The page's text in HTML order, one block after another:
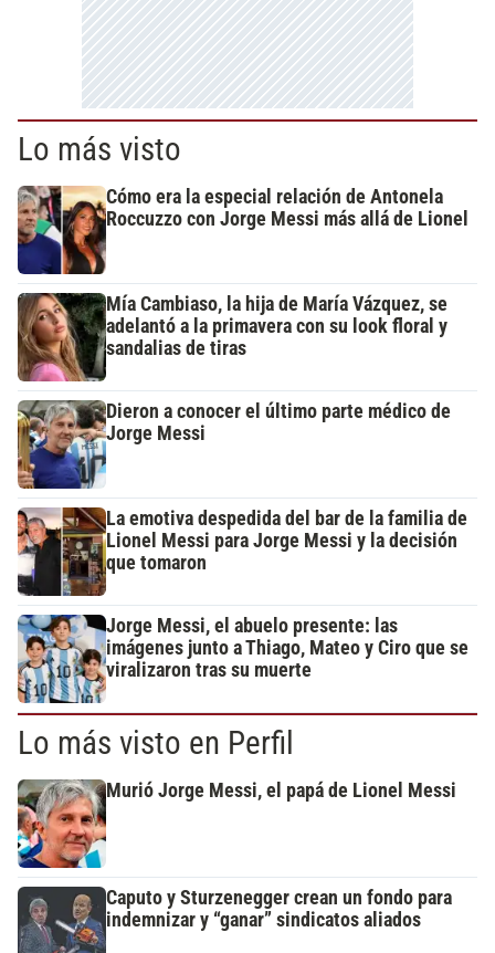
Lo más visto
Cómo era la especial relación de Antonela
Roccuzzo con Jorge Messi más allá de Lionel
Mía Cambiaso, la hija de María Vázquez, se
adelantó a la primavera con su look floral y
sandalias de tiras
Dieron a conocer el último parte médico de
Jorge Messi
La emotiva despedida del bar de la familia de
Lionel Messi para Jorge Messi y la decisión
que tomaron
Jorge Messi, el abuelo presente: las
imágenes junto a Thiago, Mateo y Ciro que se
viralizaron tras su muerte
Lo más visto en Perfil
Murió Jorge Messi, el papá de Lionel Messi
Caputo y Sturzenegger crean un fondo para
indemnizar y “ganar” sindicatos aliados